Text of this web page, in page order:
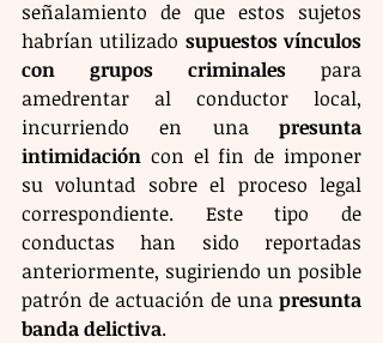
señalamiento de que estos sujetos
habrían utilizado supuestos vínculos
con grupos criminales para
amedrentar al conductor local,
incurriendo en una presunta
intimidación con el fin de imponer
su voluntad sobre el proceso legal
correspondiente. Este tipo de
conductas han sido reportadas
anteriormente, sugiriendo un posible
patrón de actuación de una presunta
banda delictiva.